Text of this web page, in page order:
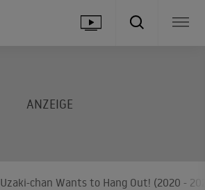
Uzaki-chan Wants to Hang Out! (2020 -